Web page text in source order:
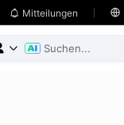
 Mitteilungen 
